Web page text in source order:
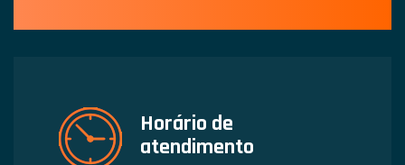
Horário de
atendimento